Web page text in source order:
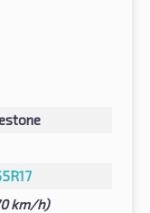
km/h)